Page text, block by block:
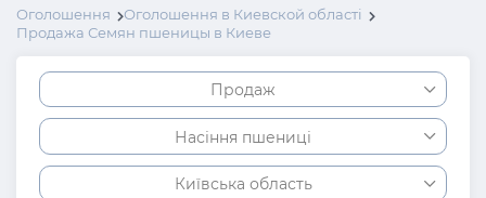
Оголошення
Оголошення в Киевской області
Продажа Семян пшеницы в Киеве
Продаж
Насіння пшениці
Київська область